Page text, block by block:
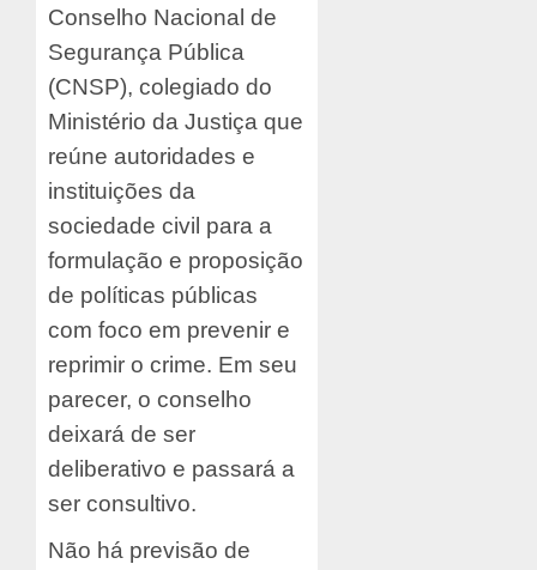
Conselho Nacional de
Segurança Pública
(CNSP), colegiado do
Ministério da Justiça que
reúne autoridades e
instituições da
sociedade civil para a
formulação e proposição
de políticas públicas
com foco em prevenir e
reprimir o crime. Em seu
parecer, o conselho
deixará de ser
deliberativo e passará a
ser consultivo.
Não há previsão de